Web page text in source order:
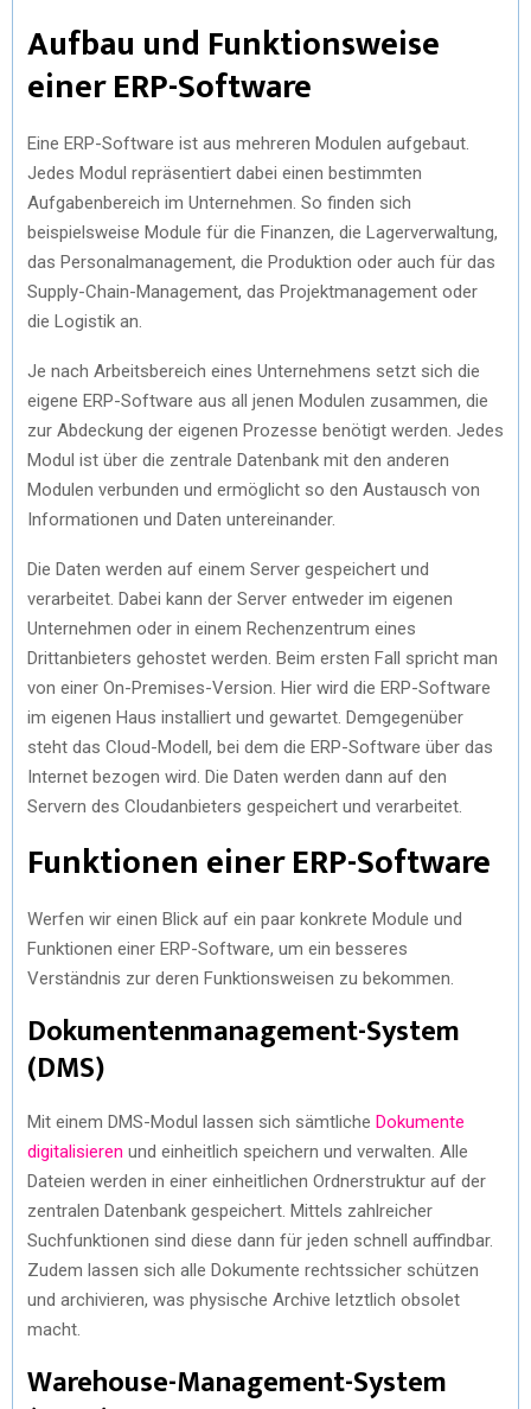
Aufbau und Funktionsweise
einer ERP-Software
Eine ERP-Software ist aus mehreren Modulen aufgebaut.
Jedes Modul repräsentiert dabei einen bestimmten
Aufgabenbereich im Unternehmen. So finden sich
beispielsweise Module für die Finanzen, die Lagerverwaltung,
das Personalmanagement, die Produktion oder auch für das
Supply-Chain-Management, das Projektmanagement oder
die Logistik an.
Je nach Arbeitsbereich eines Unternehmens setzt sich die
eigene ERP-Software aus all jenen Modulen zusammen, die
zur Abdeckung der eigenen Prozesse benötigt werden. Jedes
Modul ist über die zentrale Datenbank mit den anderen
Modulen verbunden und ermöglicht so den Austausch von
Informationen und Daten untereinander.
Die Daten werden auf einem Server gespeichert und
verarbeitet. Dabei kann der Server entweder im eigenen
Unternehmen oder in einem Rechenzentrum eines
Drittanbieters gehostet werden. Beim ersten Fall spricht man
von einer On-Premises-Version. Hier wird die ERP-Software
im eigenen Haus installiert und gewartet. Demgegenüber
steht das Cloud-Modell, bei dem die ERP-Software über das
Internet bezogen wird. Die Daten werden dann auf den
Servern des Cloudanbieters gespeichert und verarbeitet.
Funktionen einer ERP-Software
Werfen wir einen Blick auf ein paar konkrete Module und
Funktionen einer ERP-Software, um ein besseres
Verständnis zur deren Funktionsweisen zu bekommen.
Dokumentenmanagement-System
(DMS)
Mit einem DMS-Modul lassen sich sämtliche Dokumente
digitalisieren und einheitlich speichern und verwalten. Alle
Dateien werden in einer einheitlichen Ordnerstruktur auf der
zentralen Datenbank gespeichert. Mittels zahlreicher
Suchfunktionen sind diese dann für jeden schnell auffindbar.
Zudem lassen sich alle Dokumente rechtssicher schützen
und archivieren, was physische Archive letztlich obsolet
macht.
Warehouse-Management-System